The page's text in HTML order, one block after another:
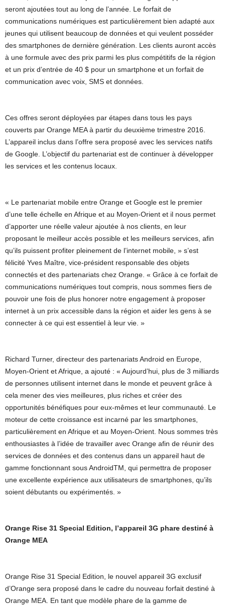
seront ajoutées tout au long de l’année. Le forfait de
communications numériques est particulièrement bien adapté aux
jeunes qui utilisent beaucoup de données et qui veulent posséder
des smartphones de dernière génération. Les clients auront accès
à une formule avec des prix parmi les plus compétitifs de la région
et un prix d’entrée de 40 $ pour un smartphone et un forfait de
communication avec voix, SMS et données.
Ces offres seront déployées par étapes dans tous les pays
couverts par Orange MEA à partir du deuxième trimestre 2016.
L’appareil inclus dans l’offre sera proposé avec les services natifs
de Google. L’objectif du partenariat est de continuer à développer
les services et les contenus locaux.
« Le partenariat mobile entre Orange et Google est le premier
d’une telle échelle en Afrique et au Moyen-Orient et il nous permet
d’apporter une réelle valeur ajoutée à nos clients, en leur
proposant le meilleur accès possible et les meilleurs services, afin
qu’ils puissent profiter pleinement de l’internet mobile, » s’est
félicité Yves Maître, vice-président responsable des objets
connectés et des partenariats chez Orange. « Grâce à ce forfait de
communications numériques tout compris, nous sommes fiers de
pouvoir une fois de plus honorer notre engagement à proposer
internet à un prix accessible dans la région et aider les gens à se
connecter à ce qui est essentiel à leur vie. »
Richard Turner, directeur des partenariats Android en Europe,
Moyen-Orient et Afrique, a ajouté : « Aujourd’hui, plus de 3 milliards
de personnes utilisent internet dans le monde et peuvent grâce à
cela mener des vies meilleures, plus riches et créer des
opportunités bénéfiques pour eux-mêmes et leur communauté. Le
moteur de cette croissance est incarné par les smartphones,
particulièrement en Afrique et au Moyen-Orient. Nous sommes très
enthousiastes à l’idée de travailler avec Orange afin de réunir des
services de données et des contenus dans un appareil haut de
gamme fonctionnant sous AndroidTM, qui permettra de proposer
une excellente expérience aux utilisateurs de smartphones, qu’ils
soient débutants ou expérimentés. »
Orange Rise 31 Special Edition, l’appareil 3G phare destiné à
Orange MEA
Orange Rise 31 Special Edition, le nouvel appareil 3G exclusif
d’Orange sera proposé dans le cadre du nouveau forfait destiné à
Orange MEA. En tant que modèle phare de la gamme de